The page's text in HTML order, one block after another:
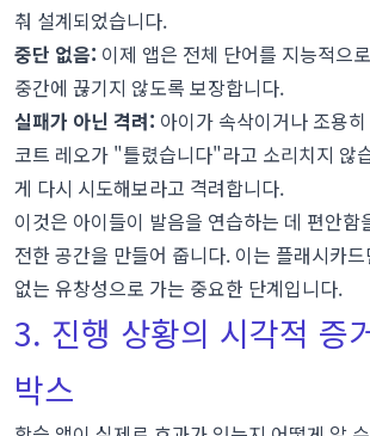
춰 설계되었습니다.
중단 없음: 이제 앱은 전체 단어를 지능적으
중간에 끊기지 않도록 보장합니다.
실패가 아닌 격려: 아이가 속삭이거나 조용
코트 레오가 "틀렸습니다"라고 소리치지 않
게 다시 시도해보라고 격려합니다.
이것은 아이들이 발음을 연습하는 데 편안함
전한 공간을 만들어 줍니다. 이는 플래시카
없는 유창성으로 가는 중요한 단계입니다.
3. 진행 상황의 시각적 증
박스